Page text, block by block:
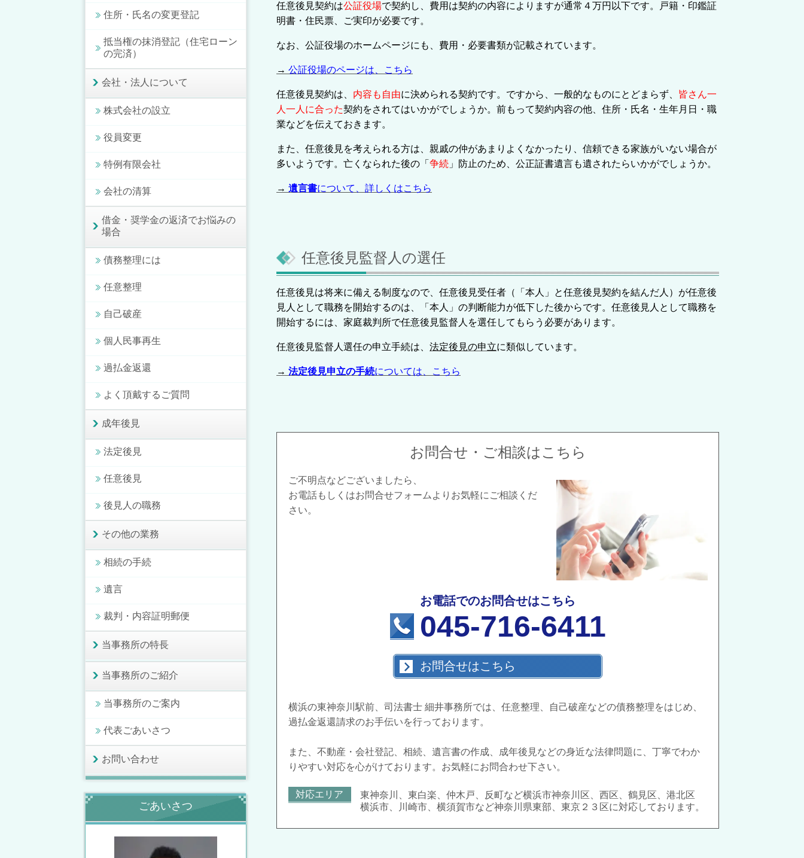
任意後見契約は公証役場で契約し、費用は契約の内容によりますが通常４万円以下です。戸籍・印鑑証
明書・住民票、ご実印が必要です。
なお、公証役場のホームページにも、費用・必要書類が記載されています。
→ 公証役場のページは、こちら
任意後見契約は、 内容も自由に決められる契約です。ですから、一般的なものにとどまらず、 皆さん一
人一人に合った契約をされてはいかがでしょうか。前もって契約内容の他、住所・氏名・生年月日・職
業などを伝えておきます。
また、任意後見を考えられる方は、親戚の仲があまりよくなかったり、信頼できる家族がいない場合が
多いようです。亡くなられた後の「 争続 」防止のため、公正証書遺言も遺されたらいかがでしょうか。
→ 遺言書について、詳しくはこちら
任意後見監督人の選任
任意後見は将来に備える制度なので、 任意後見受任者（「本人」と任意後見契約を結んだ人）が任意後
見人として職務を開始するのは、「本人」の判断能力が低下した後からです。任意後見人として職務を
開始するには、家庭裁判所で任意後見監督人を選任してもらう必要があります。
任意後見監督人選任の申立手続は、 法定後見の申立に類似しています。
→ 法定後見申立の手続については、こちら
お問合せ・ご相談はこちら
ご不明点などございましたら、
お電話もしくはお問合せフォームよりお気軽にご相談くだ
さい。
お電話でのお問合せはこちら
045-716-6411
お問合せはこちら
横浜の東神奈川駅前、司法書士 細井事務所では、任意整理、自己破産などの債務整理をはじめ、
過払金返還請求のお手伝いを行っております。
また、不動産・会社登記、相続、遺言書の作成、成年後見などの身近な法律問題に、丁寧でわか
りやすい対応を心がけております。お気軽にお問合わせ下さい。
対応エリア
東神奈川、東白楽、仲木戸、反町など横浜市神奈川区、西区、鶴見区、港北区
横浜市、川崎市、横須賀市など神奈川県東部、東京２３区に対応しております。
住所・氏名の変更登記
抵当権の抹消登記（住宅ローン
の完済）
会社・法人について
株式会社の設立
役員変更
特例有限会社
会社の清算
借金・奨学金の返済でお悩みの
場合
債務整理には
任意整理
自己破産
個人民事再生
過払金返還
よく頂戴するご質問
成年後見
法定後見
任意後見
後見人の職務
その他の業務
相続の手続
遺言
裁判・内容証明郵便
当事務所の特長
当事務所のご紹介
当事務所のご案内
代表ごあいさつ
お問い合わせ
ごあいさつ